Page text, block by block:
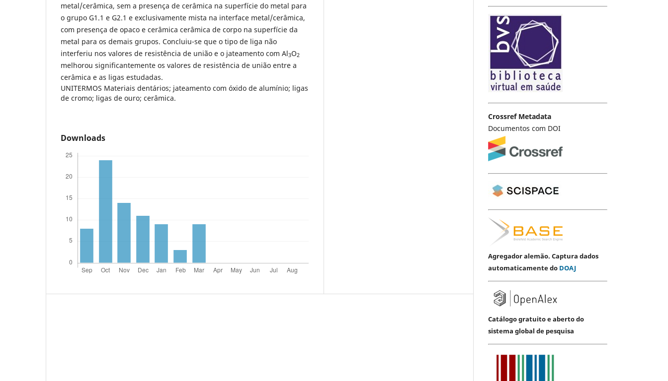
metal/cerâmica, sem a presença de cerâmica na superfície do metal para
o grupo G1.1 e G2.1 e exclusivamente mista na interface metal/cerâmica,
com presença de opaco e cerâmica cerâmica de corpo na superfície da
metal para os demais grupos. Concluiu-se que o tipo de liga não
interferiu nos valores de resistência de união e o jateamento com Al3O2
melhorou significantemente os valores de resistência de união entre a
cerâmica e as ligas estudadas.
UNITERMOS Materiais dentários; jateamento com óxido de alumínio; ligas
de cromo; ligas de ouro; cerâmica.
Downloads
Crossref Metadata
Documentos com DOI
Agregador alemão. Captura dados
automaticamente do DOAJ
Catálogo gratuito e aberto do
sistema global de pesquisa